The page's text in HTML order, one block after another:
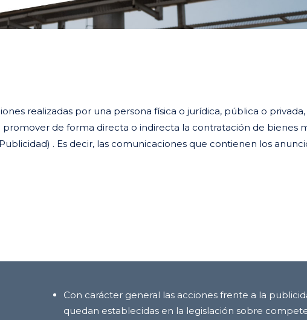
realizadas por una persona física o jurídica, pública o
de forma directa o indirecta la contratación de bienes
. Es decir, las comunicaciones que contienen los
Con carácter general las acciones frente a la
quedan establecidas en la legislación sobre